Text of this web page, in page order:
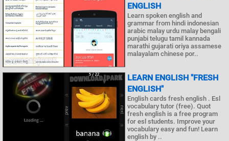
ENGLISH
Learn spoken english and
grammar from hindi indonesian
arabic malay urdu malay bengali
punjabi telugu tamil kannada
marathi gujarati oriya assamese
malayalam chinese por..
LEARN ENGLISH "FRESH
ENGLISH"
English cards fresh english . Esl
vocabulary tutor (free). Quot
fresh english is a free program
for esl students. Improve your
vocabulary easy and fun! Learn
english by ..